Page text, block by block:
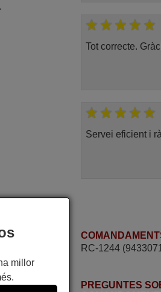
Tot correcte.
Servei eficient i
RC-1244
PREGUNTES
millor